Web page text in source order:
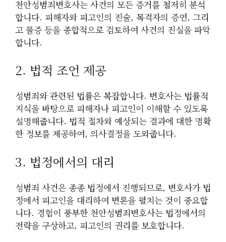
천안성범죄변호사는 사건의 모든 증거를 철저히 분석
합니다. 피해자와 피고인의 진술, 목격자의 증언, 그리
고 물증 등을 종합적으로 검토하여 사건의 진실을 파악
합니다.
2. 법적 조언 제공
성범죄와 관련된 법률은 복잡합니다. 변호사는 법률적
지식을 바탕으로 피해자나 피고인이 이해할 수 있도록
설명해줍니다. 법적 절차와 예상되는 결과에 대한 명확
한 정보를 제공하여, 의사결정을 도와줍니다.
3. 법정에서의 대리
성범죄 사건은 종종 법정에서 진행되므로, 변호사가 법
정에서 피고인을 대리하여 변론을 펼치는 것이 중요합
니다. 경험이 풍부한 천안성범죄변호사는 법정에서의
전략을 구상하고, 피고인의 권리를 보호합니다.